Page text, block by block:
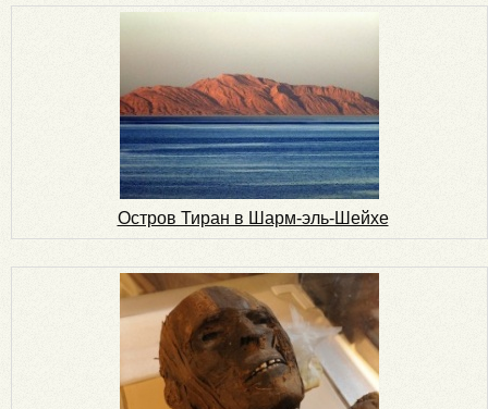
Остров Тиран в Шарм-эль-Шейхе